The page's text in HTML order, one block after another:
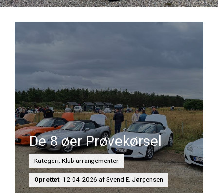
De 8 øer Prøvekørsel
Kategori: Klub arrangementer
Oprettet: 12-04-2026 af Svend E. Jørgensen